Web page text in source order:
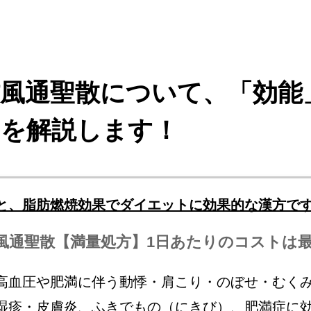
通聖散について、「効能
解説します！
、脂肪燃焼効果でダイエットに効果的な漢方で
通聖散【満量処方】1日あたりのコストは
血圧や肥満に伴う動悸・肩こり・のぼせ・むく
疹・皮膚炎、ふきでもの（にきび）、肥満症に